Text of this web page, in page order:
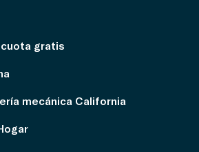
gratis
mecánica California